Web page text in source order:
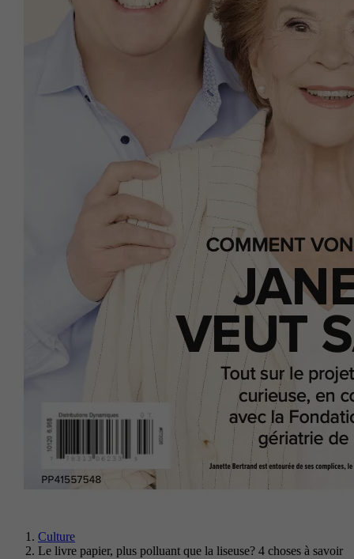
Culture
Le livre papier, plus polluant que la liseuse? 4 choses à savoir